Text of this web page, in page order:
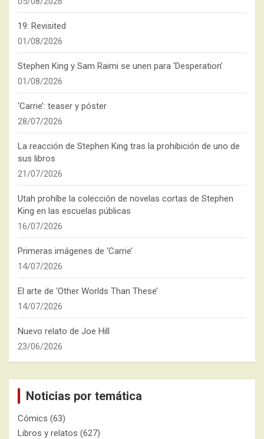
19: Revisited
01/08/2026
Stephen King y Sam Raimi se unen para ‘Desperation’
01/08/2026
‘Carrie’: teaser y póster
28/07/2026
La reacción de Stephen King tras la prohibición de uno de
sus libros
21/07/2026
Utah prohíbe la colección de novelas cortas de Stephen
King en las escuelas públicas
16/07/2026
Primeras imágenes de ‘Carrie’
14/07/2026
El arte de ‘Other Worlds Than These’
14/07/2026
Nuevo relato de Joe Hill
23/06/2026
Noticias por temática
Cómics (63)
Libros y relatos (627)